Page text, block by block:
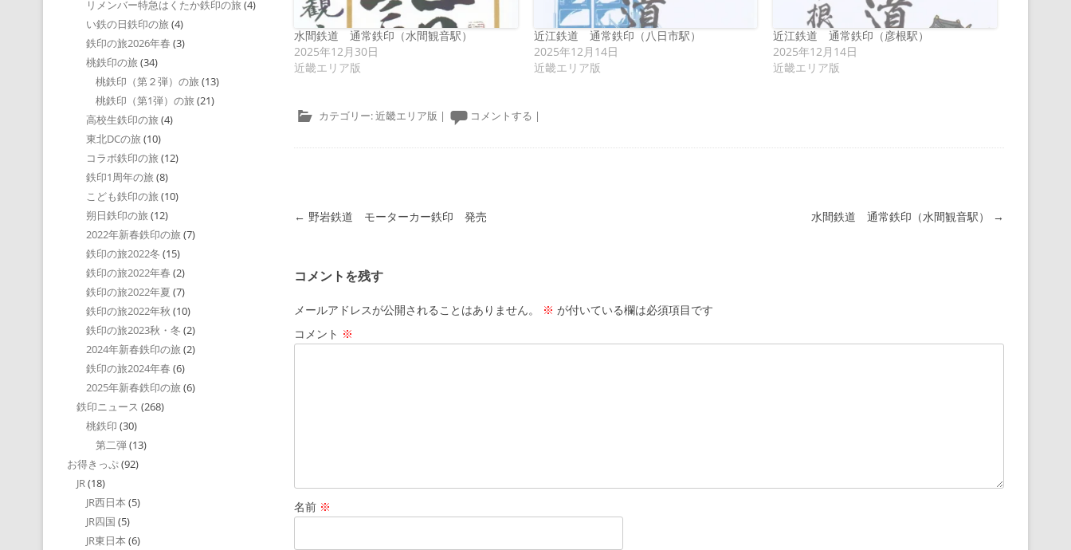
水間鉄道 通常鉄印（水間観音駅）
2025年12月30日
近畿エリア版
近江鉄道 通常鉄印（八日市駅）
2025年12月14日
近畿エリア版
近江鉄道 通常鉄印（彦根駅）
2025年12月14日
近畿エリア版
カテゴリー:近畿エリア版 | コメントする |
投稿ナビゲーション
← 野岩鉄道 モーターカー鉄印 発売 水間鉄道 通常鉄印（水間観音駅） →
コメントを残す
メールアドレスが公開されることはありません。 ※ が付いている欄は必須項目です
コメント ※
名前 ※
リメンバー特急はくたか鉄印の旅 (4)
い鉄の日鉄印の旅 (4)
鉄印の旅2026年春 (3)
桃鉄印の旅 (34)
桃鉄印（第２弾）の旅 (13)
桃鉄印（第1弾）の旅 (21)
高校生鉄印の旅 (4)
東北DCの旅 (10)
コラボ鉄印の旅 (12)
鉄印1周年の旅 (8)
こども鉄印の旅 (10)
朔日鉄印の旅 (12)
2022年新春鉄印の旅 (7)
鉄印の旅2022冬 (15)
鉄印の旅2022年春 (2)
鉄印の旅2022年夏 (7)
鉄印の旅2022年秋 (10)
鉄印の旅2023秋・冬 (2)
2024年新春鉄印の旅 (2)
鉄印の旅2024年春 (6)
2025年新春鉄印の旅 (6)
鉄印ニュース (268)
桃鉄印 (30)
第二弾(13)
お得きっぷ(92)
JR(18)
JR西日本 (5)
JR四国 (5)
JR東日本 (6)